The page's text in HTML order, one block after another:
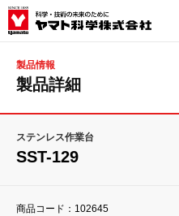
製品情報
製品詳細
ステンレス作業台
SST-129
商品コード：102645